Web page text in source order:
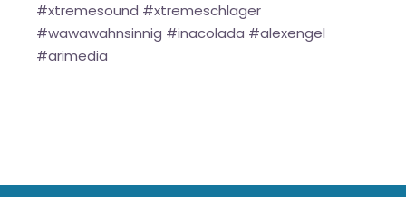
#xtremesound #xtremeschlager
#wawawahnsinnig #inacolada #alexengel
#arimedia